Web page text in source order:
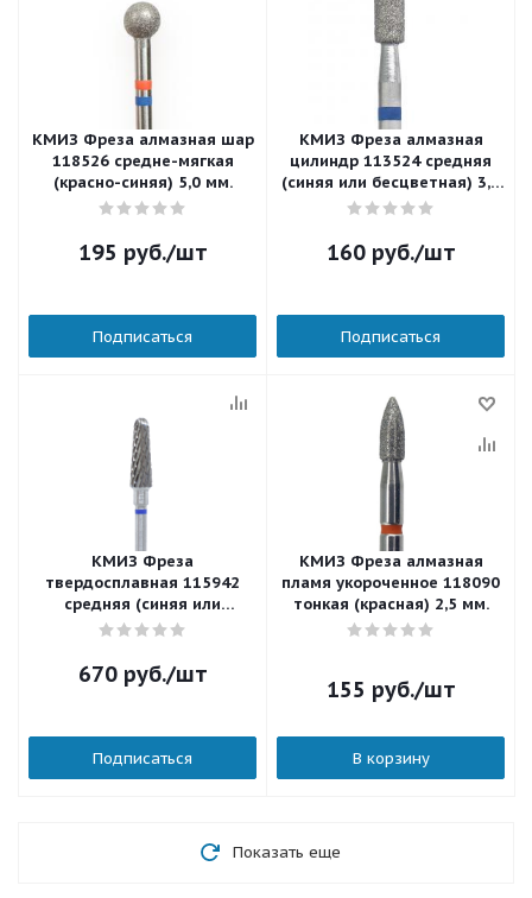
КМИЗ Фреза алмазная шар
118526 cредне-мягкая
(красно-синяя) 5,0 мм.
195 руб./шт
Подписаться
КМИЗ Фреза алмазная
цилиндр 113524 средняя
(синяя или бесцветная) 3,1
мм.
160руб./шт
Подписаться
КМИЗ Фреза
твердосплавная 115942
средняя (синяя или
бесцветная) 4,5 мм.
670руб./шт
Подписаться
КМИЗ Фреза алмазная
пламя укороченное 118090
тонкая (красная) 2,5 мм.
155 руб./шт
В корзину
Показать еще